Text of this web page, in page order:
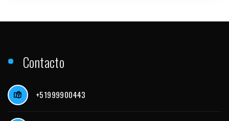
Contacto
+51999900443